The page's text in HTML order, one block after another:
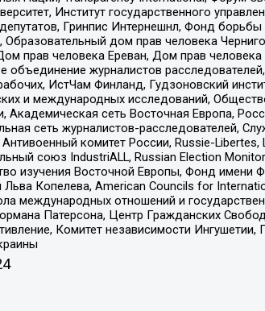
Институт государственного
Гринпис Интернешнл, Фонд борьбы
Образовательный дом прав человека
прав человека Ереван, Дом прав
объединение журналистов
ИстЧам Финланд, Гудзоновский
и международных исследований,
сеть Восточная Европа,
сеть журналистов-расследователей,
комитет России, Russie-Libertes,
союз IndustriALL, Russian Election
изучения Восточной Европы, Фонд имени
Копелева, American Councils for
международных отношений и
Патерсона, Центр Гражданских
Комитет независимости Ингушетии,